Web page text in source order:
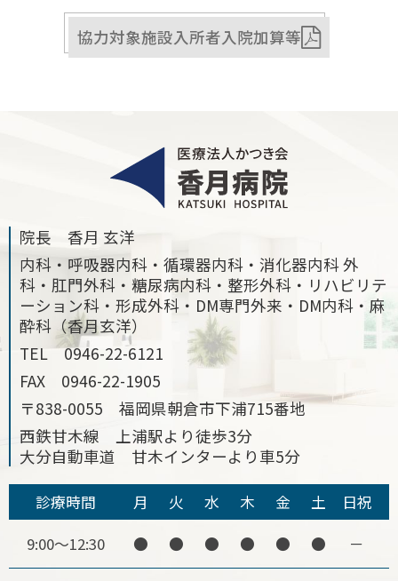
協力対象施設入所者入院加算等
院長 香月 玄洋
内科・呼吸器内科・循環器内科・消化器内科 外
科・肛門外科・糖尿病内科・整形外科・リハビリテ
ーション科・形成外科・DM専門外来・DM内科・麻
酔科（香月玄洋）
TEL0946-22-6121
FAX 0946-22-1905
〒838-0055 福岡県朝倉市下浦715番地
西鉄甘木線 上浦駅より徒歩3分
大分自動車道 甘木インターより車5分
診療時間 月 火 水 木 金 土
日祝
9:00～12:30
● ● ● ● ● ● －